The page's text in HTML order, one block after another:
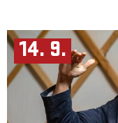
14. 9.